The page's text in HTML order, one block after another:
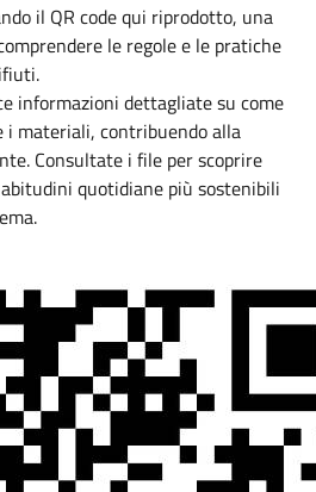
il QR code qui riprodotto, una
le regole e le pratiche
informazioni dettagliate su come
materiali, contribuendo alla
Consultate i file per scoprire
quotidiane più sostenibili